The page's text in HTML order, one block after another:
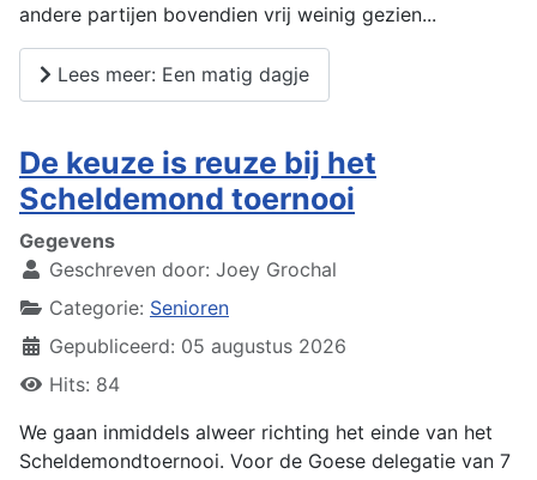
andere partijen bovendien vrij weinig gezien...
Lees meer: Een matig dagje
De keuze is reuze bij het
Scheldemond toernooi
Gegevens
Geschreven door: Joey Grochal
Categorie: Senioren
Gepubliceerd: 05 augustus 2026
Hits: 84
We gaan inmiddels alweer richting het einde van het
Scheldemondtoernooi. Voor de Goese delegatie van 7